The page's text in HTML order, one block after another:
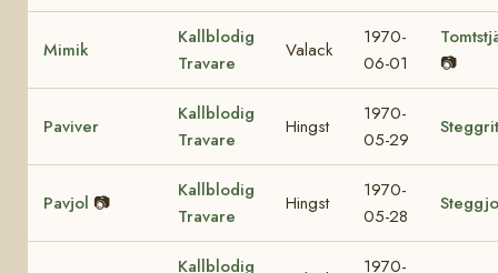
Mimik
Kallblodig
Travare
Valack
1970-
06-01
📷
Paviver
Kallblodig
Travare
Hingst
1970-
05-29
Pavjol 📷
Kallblodig
Travare
Hingst
1970-
05-28
Kallblodig
1970-